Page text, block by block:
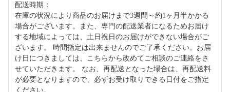
配送時期：
在庫の状況により商品のお届けまで3週間～約1ヶ月半かかる
場合がございます。また、専門の配送業者になるためお届け
する地域によっては、土日祝日のお届けができない場合がご
ざいます。 時間指定は出来ませんのでご了承ください。お届
け日につきましては、こちらから改めてご相談のご連絡をさ
せていただきます。 なお、再配送となった場合は、再配送料
が必要となりますので、必ずお受け取りできる日付をご指定
ください。